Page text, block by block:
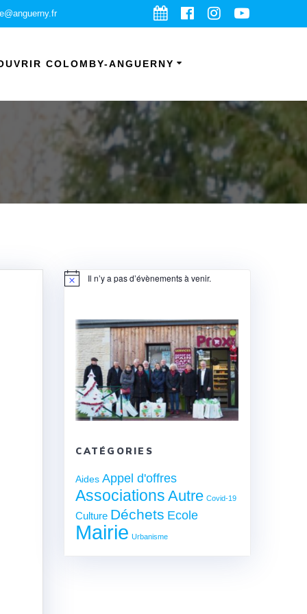
COLOMBY-ANGUERNY
Notice Il n’y a pas d’évènements à venir.
CATÉGORIES
Aides Appel d'offres
Associations Autre Covid-19
Culture Déchets Ecole
Mairie Urbanisme